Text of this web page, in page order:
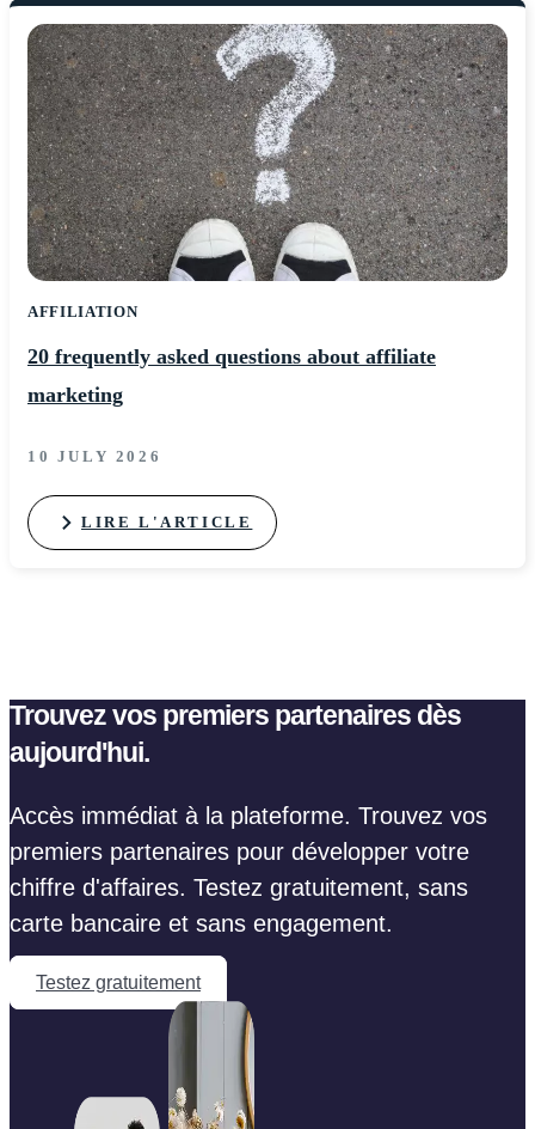
AFFILIATION
20 frequently asked questions about affiliate
marketing
10 JULY 2026
LIRE L'ARTICLE
Trouvez vos premiers partenaires dès
aujourd'hui.
Accès immédiat à la plateforme. Trouvez vos
premiers partenaires pour développer votre
chiffre d'affaires. Testez gratuitement, sans
carte bancaire et sans engagement.
Testez gratuitement